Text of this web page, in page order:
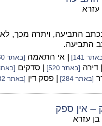
עזרא
בכתב התביעה, ויתרה מכך,
התביעה.
141] | אי התאמה [באתר 160]
| דירה [באתר 520] | סדקים [באתר
[באתר 284] | פסק דין [באתר 482]
– אין ספק
עזרא